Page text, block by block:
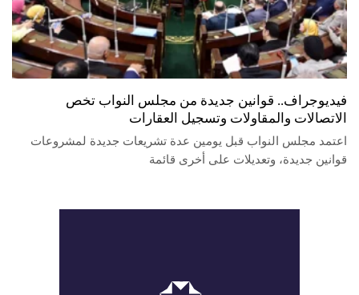
فيديوجراف.. قوانين جديدة من مجلس النواب تخص
الاتصالات والمقاولات وتسجيل العقارات
اعتمد مجلس النواب قبل يومين عدة تشريعات جديدة لمشروعات
قوانين جديدة، وتعديلات على أخرى قائمة